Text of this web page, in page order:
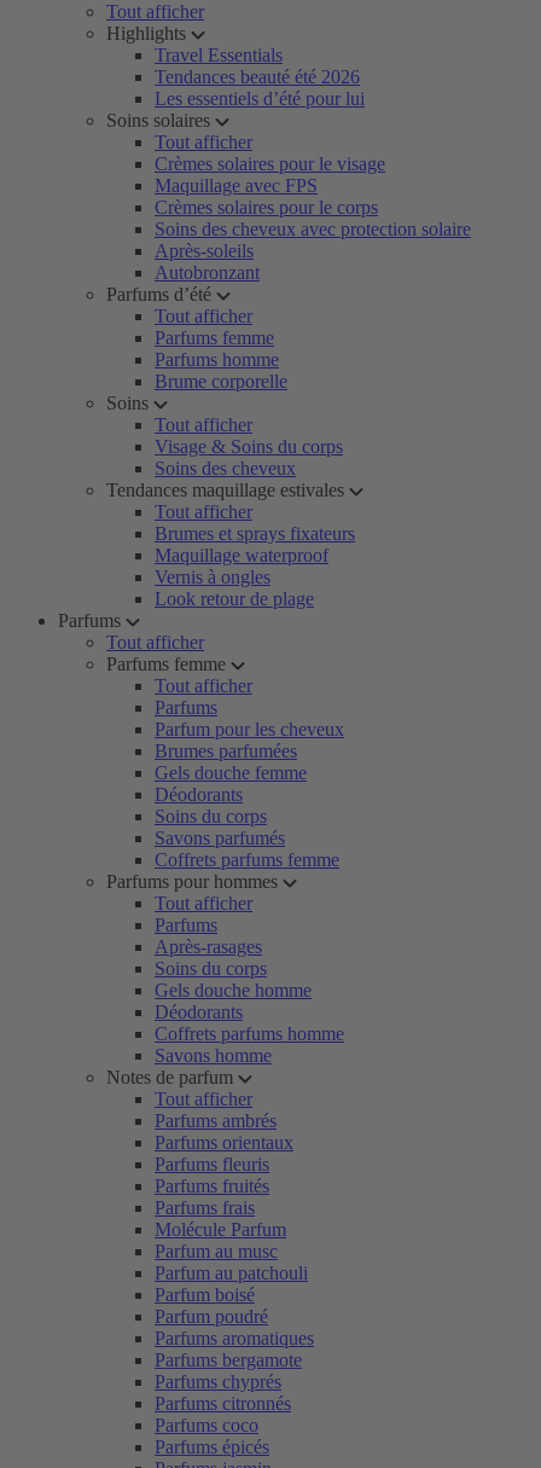
Tout afficher
Highlights
Travel Essentials
Tendances beauté été 2026
Les essentiels d’été pour lui
Soins solaires
Tout afficher
Crèmes solaires pour le visage
Maquillage avec FPS
Crèmes solaires pour le corps
Soins des cheveux avec protection solaire
Après-soleils
Autobronzant
Parfums d’été
Tout afficher
Parfums femme
Parfums homme
Brume corporelle
Soins
Tout afficher
Visage & Soins du corps
Soins des cheveux
Tendances maquillage estivales
Tout afficher
Brumes et sprays fixateurs
Maquillage waterproof
Vernis à ongles
Look retour de plage
Parfums
Tout afficher
Parfums femme
Tout afficher
Parfums
Parfum pour les cheveux
Brumes parfumées
Gels douche femme
Déodorants
Soins du corps
Savons parfumés
Coffrets parfums femme
Parfums pour hommes
Tout afficher
Parfums
Après-rasages
Soins du corps
Gels douche homme
Déodorants
Coffrets parfums homme
Savons homme
Notes de parfum
Tout afficher
Parfums ambrés
Parfums orientaux
Parfums fleuris
Parfums fruités
Parfums frais
Molécule Parfum
Parfum au musc
Parfum au patchouli
Parfum boisé
Parfum poudré
Parfums aromatiques
Parfums bergamote
Parfums chyprés
Parfums citronnés
Parfums coco
Parfums épicés